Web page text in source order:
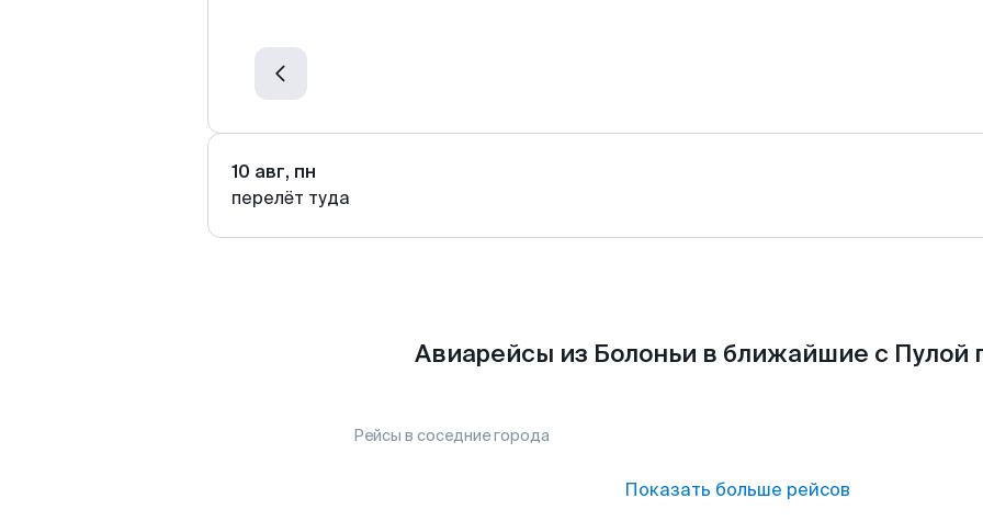
10 авг, пн
перелёт туда
Авиарейсы из Болоньи в ближайшие с Пулой
Рейсы в соседние города
Показать больше рейсов